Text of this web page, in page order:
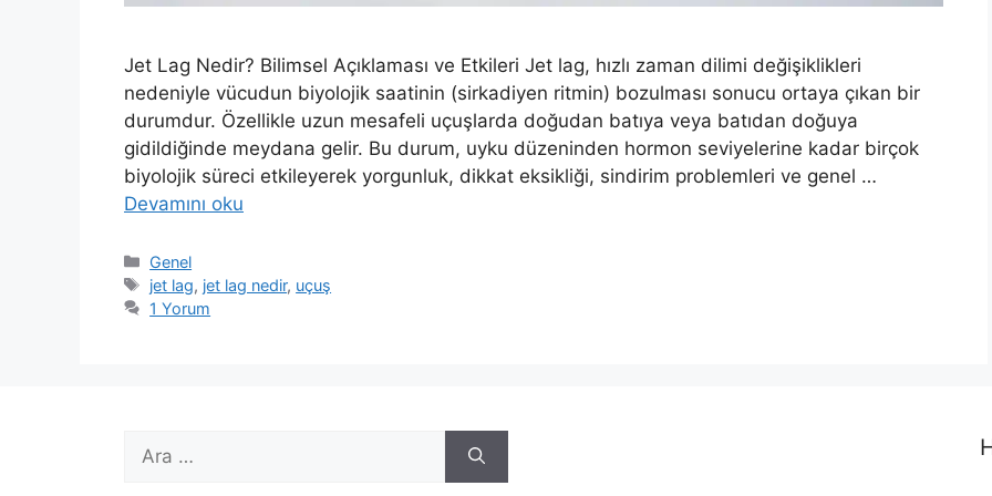
Jet Lag Nedir? Bilimsel Açıklaması ve Etkileri Jet lag, hızlı zaman dilimi değişiklikleri
nedeniyle vücudun biyolojik saatinin (sirkadiyen ritmin) bozulması sonucu ortaya çıkan bir
durumdur. Özellikle uzun mesafeli uçuşlarda doğudan batıya veya batıdan doğuya
gidildiğinde meydana gelir. Bu durum, uyku düzeninden hormon seviyelerine kadar birçok
biyolojik süreci etkileyerek yorgunluk, dikkat eksikliği, sindirim problemleri ve genel …
Devamını oku
Kategoriler
Genel
Etiketler
jet lag, jet lag nedir, uçuş
1 Yorum
ara